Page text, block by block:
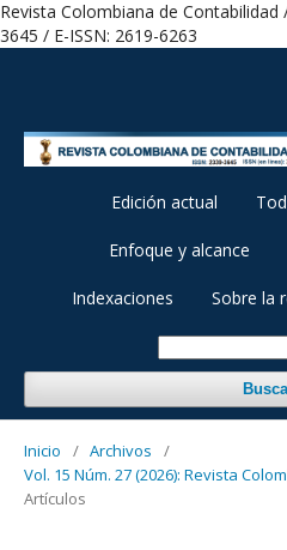
Revista Colombiana de Contabilidad
3645 / E-ISSN: 2619-6263
Edición actual
Enfoque y alcance
Indexaciones Sobre la
Inicio / Archivos
/
Vol. 15 Núm. 27 (2026): Revista
Artículos